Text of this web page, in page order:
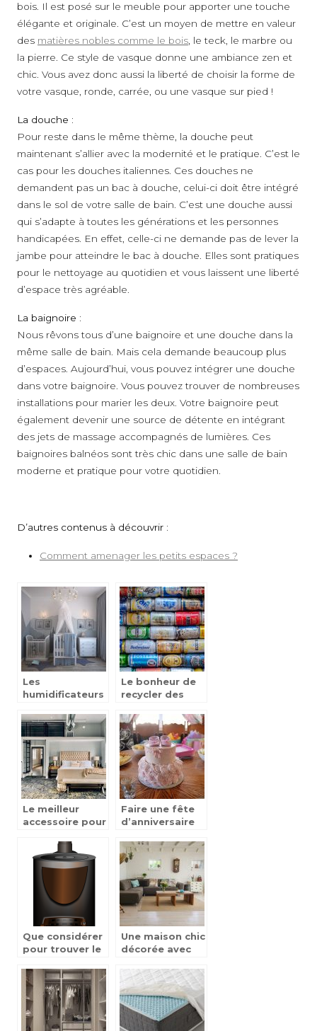
bois. Il est posé sur le meuble pour apporter une touche
élégante et originale. C’est un moyen de mettre en valeur
des matières nobles comme le bois , le teck, le marbre ou
la pierre. Ce style de vasque donne une ambiance zen et
chic. Vous avez donc aussi la liberté de choisir la forme de
votre vasque, ronde, carrée, ou une vasque sur pied !
La douche :
Pour reste dans le même thème, la douche peut
maintenant s’allier avec la modernité et le pratique. C’est le
cas pour les douches italiennes. Ces douches ne
demandent pas un bac à douche, celui-ci doit être intégré
dans le sol de votre salle de bain. C’est une douche aussi
qui s’adapte à toutes les générations et les personnes
handicapées. En effet, celle-ci ne demande pas de lever la
jambe pour atteindre le bac à douche. Elles sont pratiques
pour le nettoyage au quotidien et vous laissent une liberté
d’espace très agréable.
La baignoire :
Nous rêvons tous d’une baignoire et une douche dans la
même salle de bain. Mais cela demande beaucoup plus
d’espaces. Aujourd’hui, vous pouvez intégrer une douche
dans votre baignoire. Vous pouvez trouver de nombreuses
installations pour marier les deux. Votre baignoire peut
également devenir une source de détente en intégrant
des jets de massage accompagnés de lumières. Ces
baignoires balnéos sont très chic dans une salle de bain
moderne et pratique pour votre quotidien.
D’autres contenus à découvrir :
Comment amenager les petits espaces ?
Les
humidificateurs
leur 31 pour
décorer la
chambres bébé
Le bonheur de
recycler des
Le meilleur
accessoire pour
chambre
Faire une fête
d’anniversaire
Que considérer
pour trouver le
parfait pour
votre maison ?
Une maison chic
décorée avec